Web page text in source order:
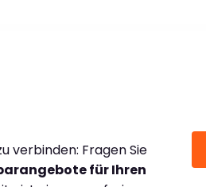
verbinden: Fragen Sie
für Ihren